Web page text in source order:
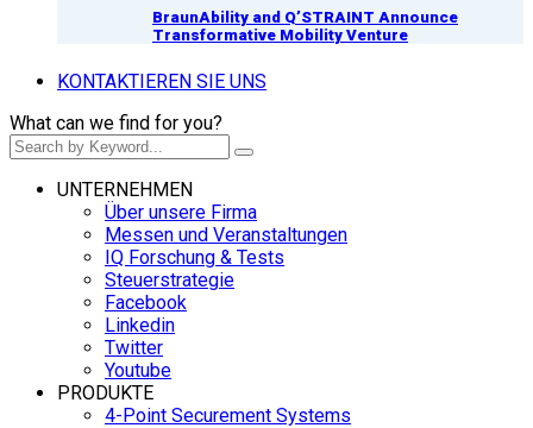
BraunAbility and Q’STRAINT Announce
Transformative Mobility Venture
KONTAKTIEREN SIE UNS
What can we find for you?
UNTERNEHMEN
Über unsere Firma
Messen und Veranstaltungen
IQ Forschung & Tests
Steuerstrategie
Facebook
Linkedin
Twitter
Youtube
PRODUKTE
4-Point Securement Systems